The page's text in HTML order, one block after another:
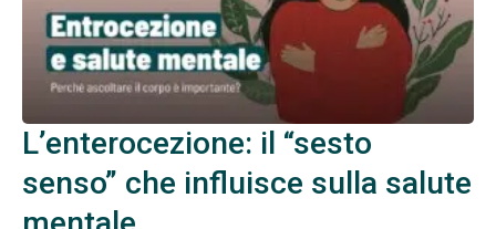
L’enterocezione: il “sesto
senso” che influisce sulla salute